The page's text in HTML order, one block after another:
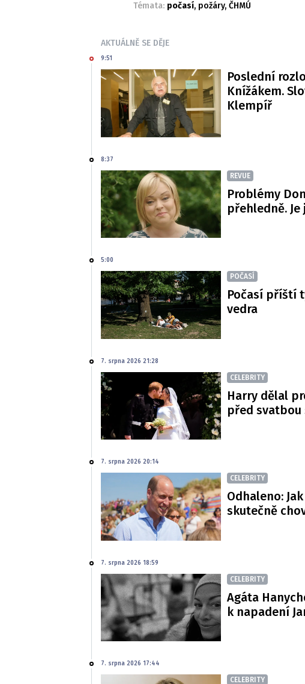
Témata: počasí, požáry, ČHMÚ
AKTUÁLNĚ SE DĚJE
9:51
Poslední
Knížákem.
Klempíř
8:37
REVUE
Problémy
přehledně.
5:00
POČASÍ
Počasí příští
vedra
7. srpna 2026 21:28
CELEBRITY
Harry dělal
před svatbou
7. srpna 2026 20:14
CELEBRITY
Odhaleno:
skutečně
7. srpna 2026 18:59
CELEBRITY
Agáta
k napadení
7. srpna 2026 17:44
CELEBRITY